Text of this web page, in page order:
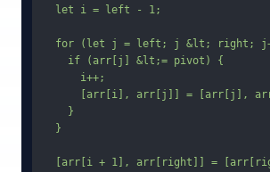
  let i = left - 1;
for (let j = left; j &lt; right;
    if (arr[j] &lt;= pivot) {
      i++;
[arr[i], arr[j]] = [arr[j],
    }
  }
[arr[i + 1], arr[right]] =